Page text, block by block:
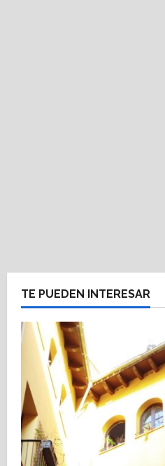
TE PUEDEN INTERESAR